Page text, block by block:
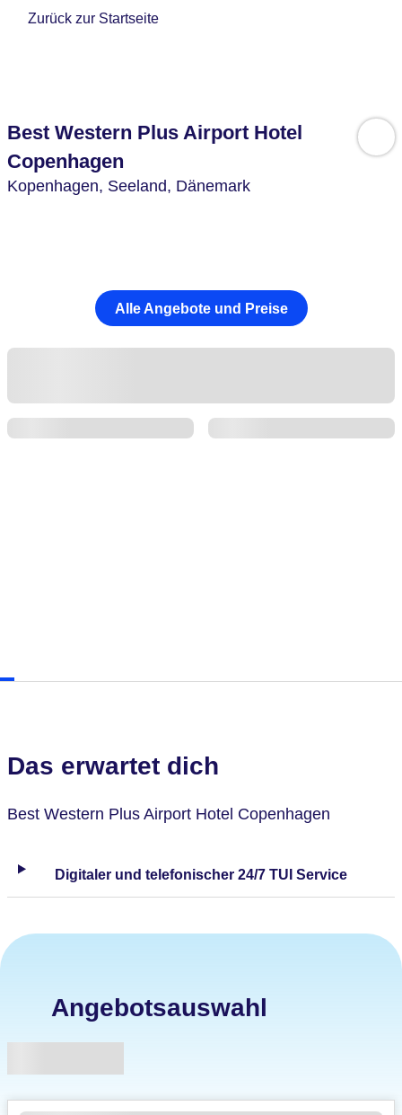
Zurück zur Startseite
Best Western Plus Airport Hotel
Copenhagen
Kopenhagen, Seeland, Dänemark
Alle Angebote und Preise
Das erwartet dich
Best Western Plus Airport Hotel Copenhagen
Digitaler und telefonischer 24/7 TUI Service
Angebotsauswahl